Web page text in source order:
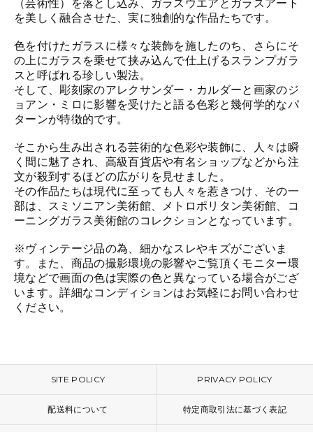
（芸術性）を落とし込み、ガラスウエアとガラスアート
を美しく融合させた、実に独創的な作品たちです。
色を付けたガラスに様々な装飾を施したのち、さらにそ
の上にガラスを乗せて挟み込んで仕上げるスランプガラ
スと呼ばれる珍しい製法。
そして、彫刻家のアレクサンダー・カルダーと画家のジ
ョアン・ミロに影響を受けたと語る色彩と幾何学的なパ
ターンが特徴的です。
そこから生み出される芸術的な色彩や装飾に、人々は瞬
く間に魅了され、高級百貨店や有名ショップなどから注
文が殺到するほどの広がりを見せました。
その作品たちは現代に至っても人々を惹きつけ、その一
部は、スミソニアン美術館、メトロポリタン美術館、コ
ーニングガラス美術館のコレクションとなっています。
※ヴィンテージ品の為、細かなスレやキズがございま
す。また、商品の撮影環境の影響やご覧頂くモニター環
境などで画面の色は実際の色と異なっている場合がござ
います。詳細なコンディションはお気軽にお問い合わせ
ください。
SITE POLICY PRIVACY POLICY
配送料について 特定商取引法に基づく表記